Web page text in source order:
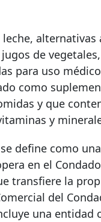
leche, alternativas
de
para uso
como
y que
y
define como
en el
transfiere la
del
una entidad